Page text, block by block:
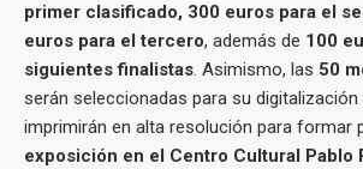
primer clasificado, 300 euros para el
euros para el tercero, además de 100
siguientes finalistas. Asimismo, las 50
serán seleccionadas para su digitalización
imprimirán en alta resolución para formar
exposición en el Centro Cultural Pablo